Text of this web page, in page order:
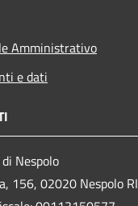
Amministrativo
e dati
Nespolo
156, 02020 Nespolo RI